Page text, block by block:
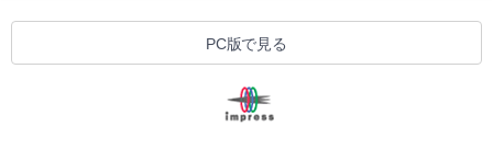
PC版で見る